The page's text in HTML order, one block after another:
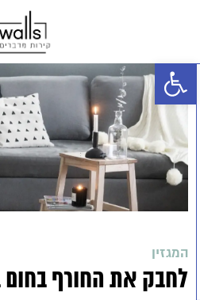
פתח סרגל נגישות
המגזין
לחבק את החורף בחום